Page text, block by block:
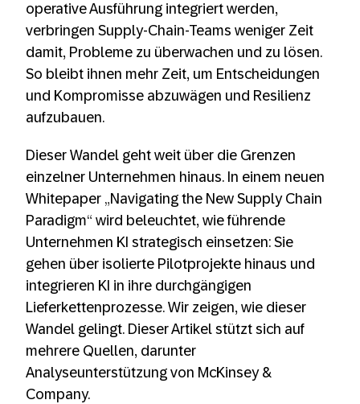
operative Ausführung integriert werden,
verbringen Supply-Chain-Teams weniger Zeit
damit, Probleme zu überwachen und zu lösen.
So bleibt ihnen mehr Zeit, um Entscheidungen
und Kompromisse abzuwägen und Resilienz
aufzubauen.
Dieser Wandel geht weit über die Grenzen
einzelner Unternehmen hinaus. In einem neuen
Whitepaper „Navigating the New Supply Chain
Paradigm“ wird beleuchtet, wie führende
Unternehmen KI strategisch einsetzen: Sie
gehen über isolierte Pilotprojekte hinaus und
integrieren KI in ihre durchgängigen
Lieferkettenprozesse. Wir zeigen, wie dieser
Wandel gelingt. Dieser Artikel stützt sich auf
mehrere Quellen, darunter
Analyseunterstützung von McKinsey &
Company.